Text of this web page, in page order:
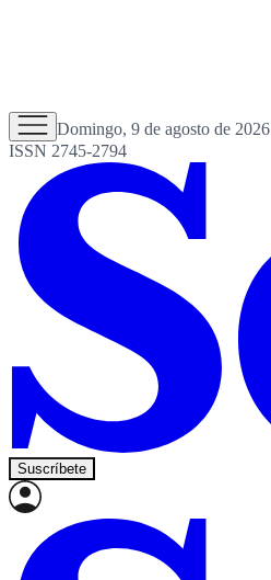
Domingo, 9 de agosto de 2026
ISSN 2745-2794
Suscríbete